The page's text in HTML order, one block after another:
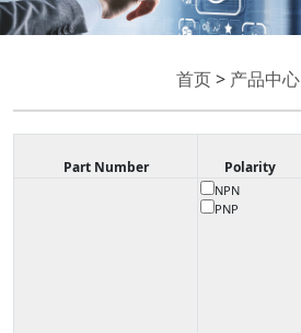
首页> 产品中心
Part Number Polarity
NPN
PNP